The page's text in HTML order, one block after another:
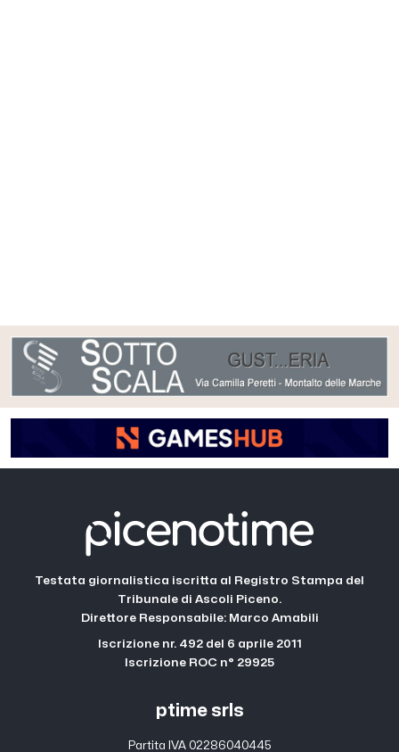
Testata giornalistica iscritta al Registro Stampa del
Tribunale di Ascoli Piceno.
Direttore Responsabile: Marco Amabili
Iscrizione nr. 492 del 6 aprile 2011
Iscrizione ROC n° 29925
ptime srls
Partita IVA 02286040445